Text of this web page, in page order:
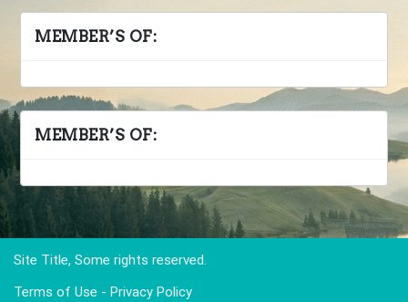
MEMBER’S OF:
MEMBER’S OF:
Site Title, Some rights reserved.
Terms of Use - Privacy Policy